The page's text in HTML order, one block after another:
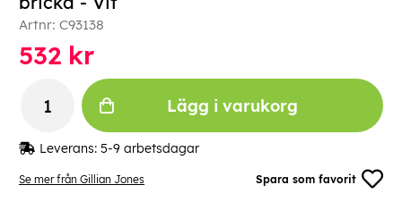
Se mer från Gillian Jones Spara som favorit
Artnr: C93138
532 kr
Lägg i varukorg
Leverans: 5-9 arbetsdagar